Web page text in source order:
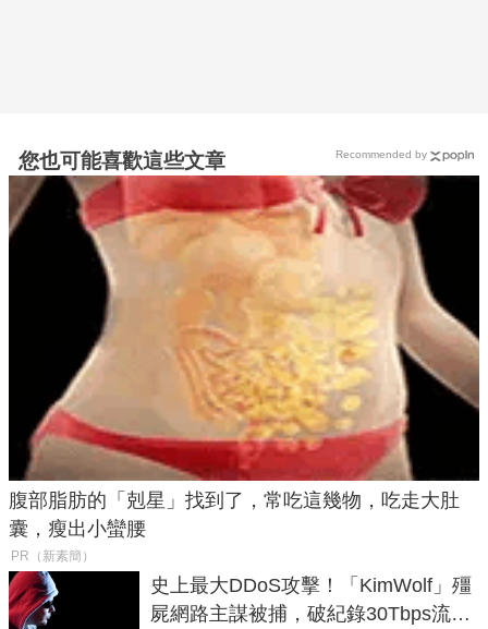
您也可能喜歡這些文章
腹部脂肪的「剋星」找到了，常吃這幾物，吃走大肚
囊，瘦出小蠻腰
PR（新素簡）
史上最大DDoS攻擊！「KimWolf」殭
屍網路主謀被捕，破紀錄30Tbps流量
Recommended by